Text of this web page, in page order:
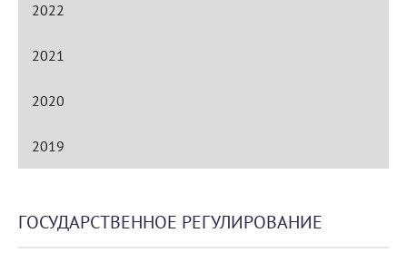
2022
2021
2020
2019
ГОСУДАРСТВЕННОЕ РЕГУЛИРОВАНИЕ